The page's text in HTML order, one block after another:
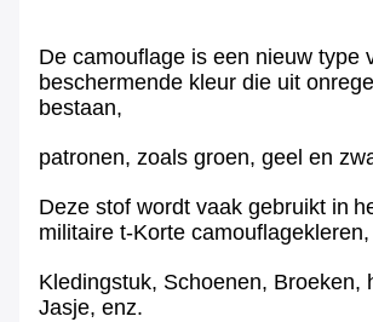
De camouflage is een nieuw type
beschermende kleur die uit
bestaan,
patronen, zoals groen, geel en
Deze stof wordt vaak gebruikt in
militaire t-Korte camouflagekleren,
Kledingstuk, Schoenen, Broeken,
Jasje, enz.